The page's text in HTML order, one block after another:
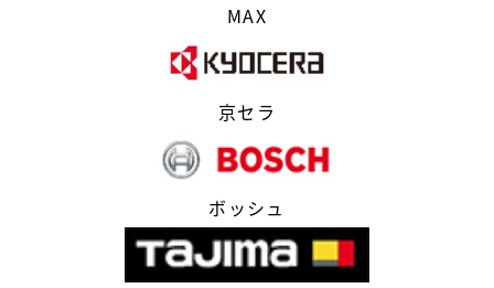
MAX
京セラ
ボッシュ